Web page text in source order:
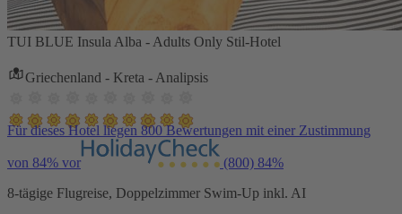
TUI BLUE Insula Alba - Adults Only Stil-Hotel
Griechenland - Kreta - Analipsis
Für dieses Hotel liegen 800 Bewertungen mit einer Zustimmung
von 84% vor (800) 84%
8-tägige Flugreise, Doppelzimmer Swim-Up inkl. AI